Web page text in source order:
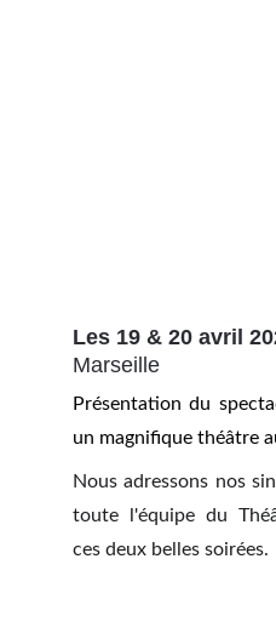
Les 19 & 20 avril
Marseille
Présentation du
un magnifique théâtre
Nous adressons nos
toute l'équipe du
ces deux belles soirées.